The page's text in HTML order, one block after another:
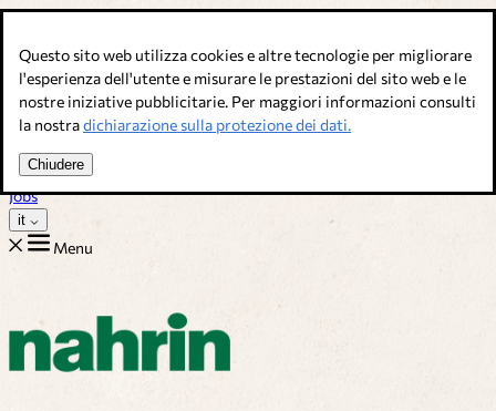
Questo sito web utilizza cookies e altre tecnologie per migliorare
l'esperienza dell'utente e misurare le prestazioni del sito web e le
nostre iniziative pubblicitarie. Per maggiori informazioni consulti
la nostradichiarazione sulla protezione dei dati.
Chiudere
Brodi, condimenti & complementi alimentari. Qualità svizzera.
Assistenza Clienti
Ricette
Consigli
Chi siamo
Jobs
it
Menu